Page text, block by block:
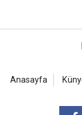
Anasayfa